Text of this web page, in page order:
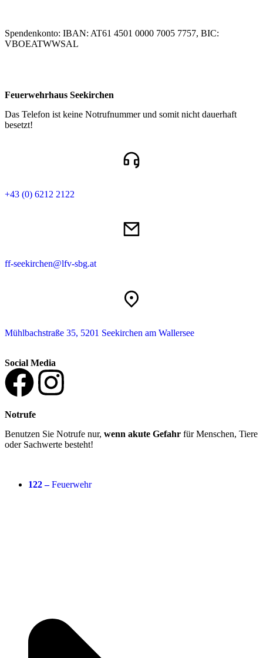
Spendenkonto: IBAN: AT61 4501 0000 7005 7757, BIC:
VBOEATWWSAL
Feuerwehrhaus Seekirchen
Das Telefon ist keine Notrufnummer und somit nicht dauerhaft
besetzt!
+43 (0) 6212 2122
ff-seekirchen@lfv-sbg.at
Mühlbachstraße 35, 5201 Seekirchen am Wallersee
Social Media
Notrufe
Benutzen Sie Notrufe nur, wenn akute Gefahr für Menschen, Tiere
oder Sachwerte besteht!
122 –Feuerwehr